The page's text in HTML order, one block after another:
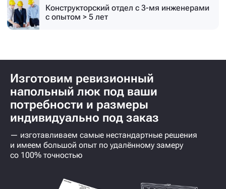
Конструкторский отдел с 3-мя инженерами
с опытом > 5 лет
Изготовим ревизионный
напольный люк под ваши
потребности и размеры
индивидуально под заказ
— изготавливаем самые нестандартные решения
и имеем большой опыт по удалённому замеру
со 100% точностью